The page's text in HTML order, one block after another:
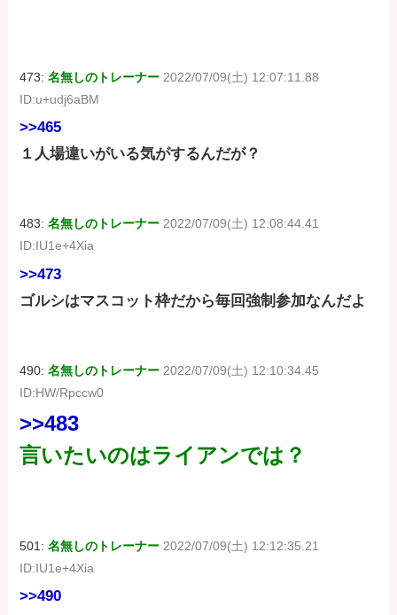
473:名無しのトレーナー 2022/07/09(土) 12:07:11.88
ID:u+udj6aBM
>>465
１人場違いがいる気がするんだが？
483:名無しのトレーナー 2022/07/09(土) 12:08:44.41
ID:IU1e+4Xia
>>473
ゴルシはマスコット枠だから毎回強制参加なんだよ
490:名無しのトレーナー 2022/07/09(土) 12:10:34.45
ID:HW/Rpccw0
>>483
言いたいのはライアンでは？
501:名無しのトレーナー 2022/07/09(土) 12:12:35.21
ID:IU1e+4Xia
>>490